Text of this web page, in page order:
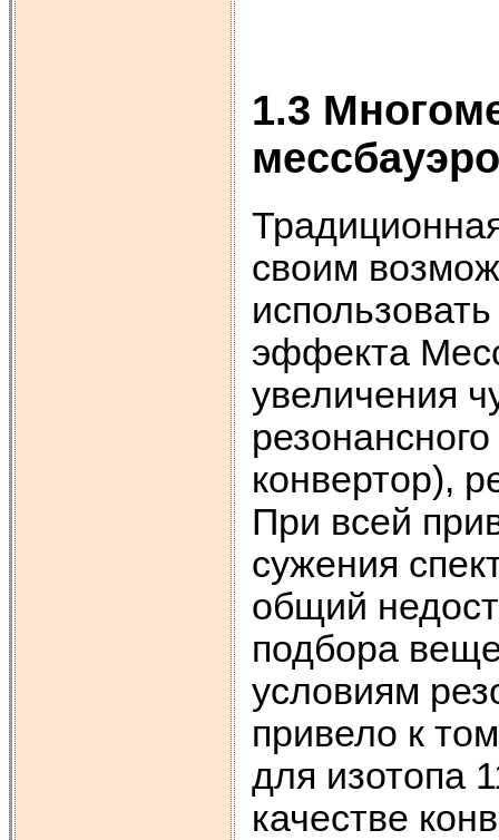
1.3
своим
эффекта
увеличения
конвертор),
При всей
сужения
общий
подбора
условиям
привело к
для изотопа
качестве